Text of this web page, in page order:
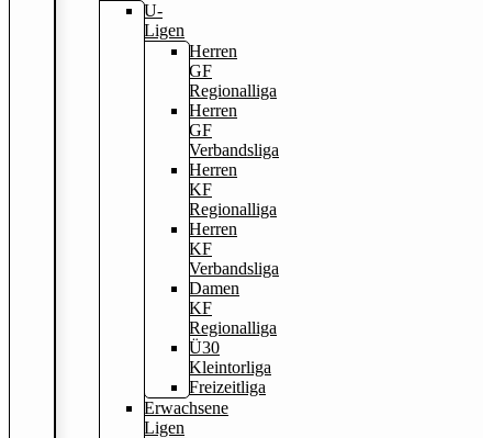
U-
Ligen
Herren
GF
Regionalliga
Herren
GF
Verbandsliga
Herren
KF
Regionalliga
Herren
KF
Verbandsliga
Damen
KF
Regionalliga
Ü30
Kleintorliga
Freizeitliga
Erwachsene
Ligen